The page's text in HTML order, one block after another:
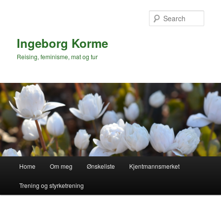
Ingeborg Korme
Reising, feminisme, mat og tur
Home Om meg Ønskeliste Kjentmannsmerket
Trening og styrketrening